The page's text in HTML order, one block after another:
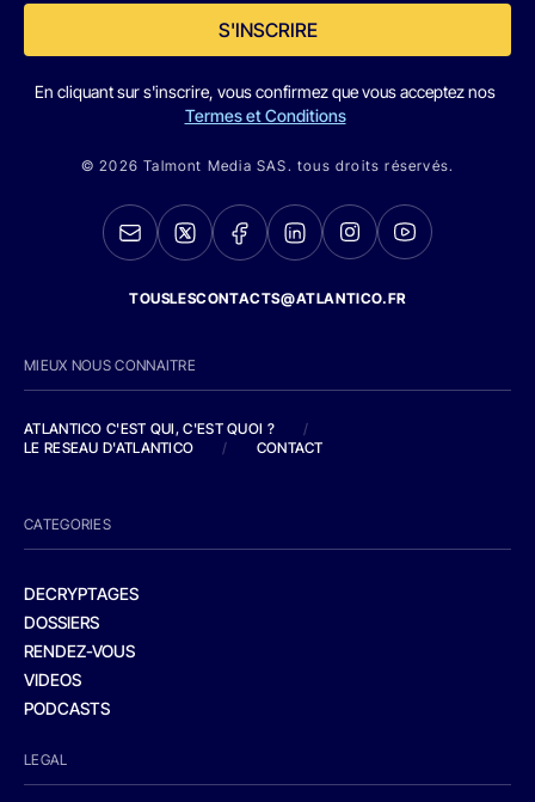
S'INSCRIRE
En cliquant sur s'inscrire, vous confirmez que vous acceptez nos
Termes et Conditions
© 2026 Talmont Media SAS. tous droits réservés.
TOUSLESCONTACTS@ATLANTICO.FR
MIEUX NOUS CONNAITRE
ATLANTICO C'EST QUI, C'EST QUOI ?
/
LE RESEAU D'ATLANTICO
/ CONTACT
CATEGORIES
DECRYPTAGES
DOSSIERS
RENDEZ-VOUS
VIDEOS
PODCASTS
LEGAL